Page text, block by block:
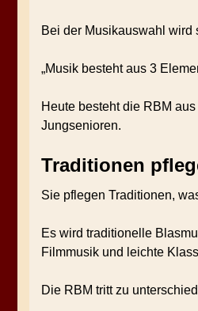
Bei der Musikauswahl wird
„Musik besteht aus 3
Heute besteht die RBM
Jungsenioren.
Traditionen
Sie pflegen Traditionen,
Es wird traditionelle
Filmmusik und leichte
Die RBM tritt zu